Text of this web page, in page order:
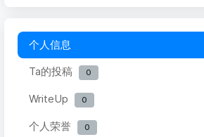
个人信息
Ta的投稿
0
WriteUp 0
个人荣誉 0